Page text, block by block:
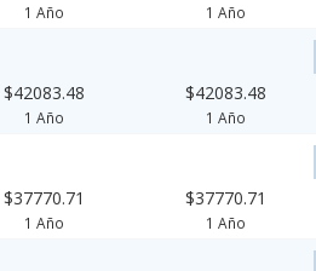
1 Año 1 Año
$42083.48
1 Año
$42083.48
1 Año
$37770.71
1 Año
$37770.71
1 Año